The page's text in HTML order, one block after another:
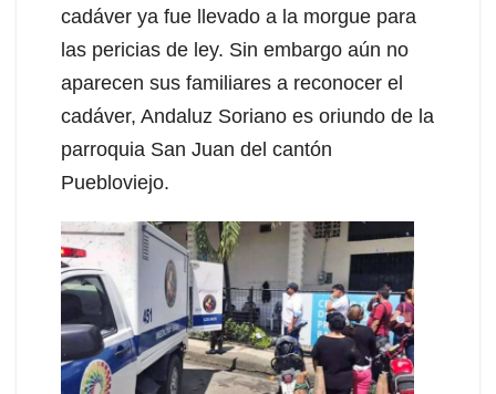
cadáver ya fue llevado a la morgue para
las pericias de ley. Sin embargo aún no
aparecen sus familiares a reconocer el
cadáver, Andaluz Soriano es oriundo de la
parroquia San Juan del cantón
Puebloviejo.